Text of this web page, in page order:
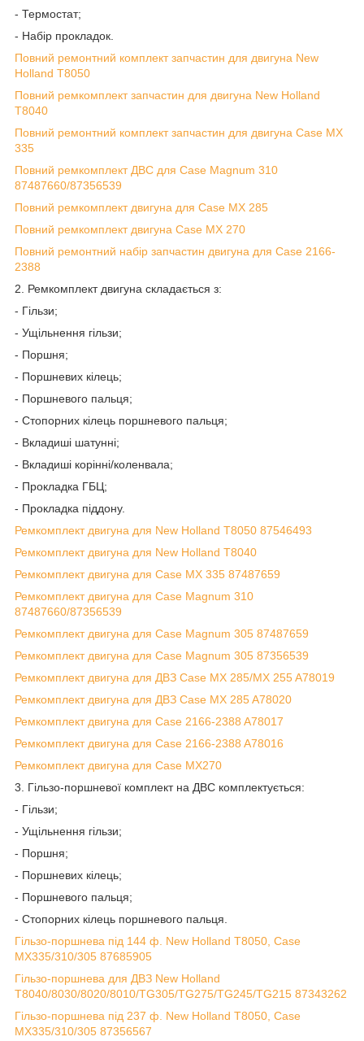
- Термостат;
- Набір прокладок.
Повний ремонтний комплект запчастин для двигуна New
Holland T8050
Повний ремкомплект запчастин для двигуна New Holland
T8040
Повний ремонтний комплект запчастин для двигуна Case MX
335
Повний ремкомплект ДВС для Case Magnum 310
87487660/87356539
Повний ремкомплект двигуна для Case MX 285
Повний ремкомплект двигуна Case MX 270
Повний ремонтний набір запчастин двигуна для Case 2166-
2388
2. Ремкомплект двигуна складається з:
- Гільзи;
- Ущільнення гільзи;
- Поршня;
- Поршневих кілець;
- Поршневого пальця;
- Стопорних кілець поршневого пальця;
- Вкладиші шатунні;
- Вкладиші корінні/коленвала;
- Прокладка ГБЦ;
- Прокладка піддону.
Ремкомплект двигуна для New Holland T8050 87546493
Ремкомплект двигуна для New Holland T8040
Ремкомплект двигуна для Case MX 335 87487659
Ремкомплект двигуна для Case Magnum 310
87487660/87356539
Ремкомплект двигуна для Case Magnum 305 87487659
Ремкомплект двигуна для Case Magnum 305 87356539
Ремкомплект двигуна для ДВЗ Case MX 285/MX 255 A78019
Ремкомплект двигуна для ДВЗ Case MX 285 A78020
Ремкомплект двигуна для Case 2166-2388 A78017
Ремкомплект двигуна для Case 2166-2388 A78016
Ремкомплект двигуна для Case MX270
3. Гільзо-поршневої комплект на ДВС комплектується:
- Гільзи;
- Ущільнення гільзи;
- Поршня;
- Поршневих кілець;
- Поршневого пальця;
- Стопорних кілець поршневого пальця.
Гільзо-поршнева під 144 ф. New Holland T8050, Case
MX335/310/305 87685905
Гільзо-поршнева для ДВЗ New Holland
T8040/8030/8020/8010/TG305/TG275/TG245/TG215 87343262
Гільзо-поршнева під 237 ф. New Holland T8050, Case
MX335/310/305 87356567